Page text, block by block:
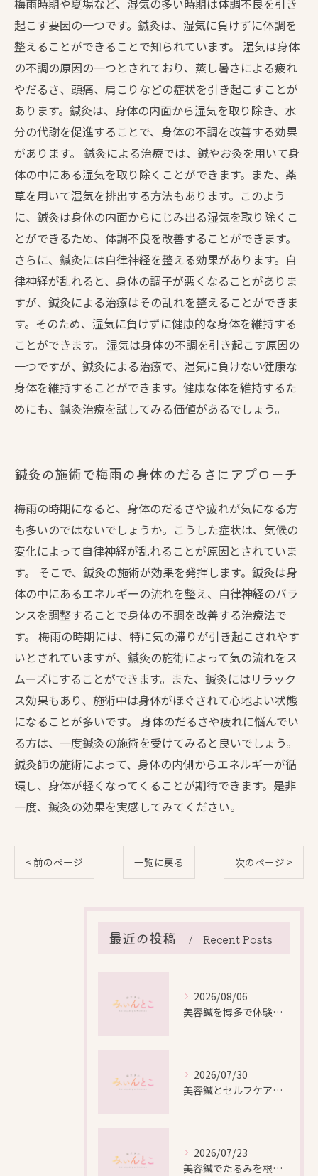
梅雨時期や夏場など、湿気の多い時期は体調不良を引き
起こす要因の一つです。鍼灸は、湿気に負けずに体調を
整えることができることで知られています。 湿気は身体
の不調の原因の一つとされており、蒸し暑さによる疲れ
やだるさ、頭痛、肩こりなどの症状を引き起こすことが
あります。鍼灸は、身体の内面から湿気を取り除き、水
分の代謝を促進することで、身体の不調を改善する効果
があります。 鍼灸による治療では、鍼やお灸を用いて身
体の中にある湿気を取り除くことができます。また、薬
草を用いて湿気を排出する方法もあります。このよう
に、鍼灸は身体の内面からにじみ出る湿気を取り除くこ
とができるため、体調不良を改善することができます。
さらに、鍼灸には自律神経を整える効果があります。自
律神経が乱れると、身体の調子が悪くなることがありま
すが、鍼灸による治療はその乱れを整えることができま
す。そのため、湿気に負けずに健康的な身体を維持する
ことができます。 湿気は身体の不調を引き起こす原因の
一つですが、鍼灸による治療で、湿気に負けない健康な
身体を維持することができます。健康な体を維持するた
めにも、鍼灸治療を試してみる価値があるでしょう。
鍼灸の施術で梅雨の身体のだるさにアプローチ
梅雨の時期になると、身体のだるさや疲れが気になる方
も多いのではないでしょうか。こうした症状は、気候の
変化によって自律神経が乱れることが原因とされていま
す。 そこで、鍼灸の施術が効果を発揮します。鍼灸は身
体の中にあるエネルギーの流れを整え、自律神経のバラ
ンスを調整することで身体の不調を改善する治療法で
す。 梅雨の時期には、特に気の滞りが引き起こされやす
いとされていますが、鍼灸の施術によって気の流れをス
ムーズにすることができます。また、鍼灸にはリラック
ス効果もあり、施術中は身体がほぐされて心地よい状態
になることが多いです。 身体のだるさや疲れに悩んでい
る方は、一度鍼灸の施術を受けてみると良いでしょう。
鍼灸師の施術によって、身体の内側からエネルギーが循
環し、身体が軽くなってくることが期待できます。是非
一度、鍼灸の効果を実感してみてください。
< 前のページ 一覧に戻る 次のページ >
最近の投稿 Recent Posts
2026/08/06
美容鍼を博多で体験する際の効果や安全性と料金比較徹底ガイド
2026/07/30
美容鍼とセルフケアで叶える愛知県名古屋市北区米が瀬町の新しい美しさ
2026/07/23
美容鍼でたるみを根本から改善し自然なリフトアップを叶える方法